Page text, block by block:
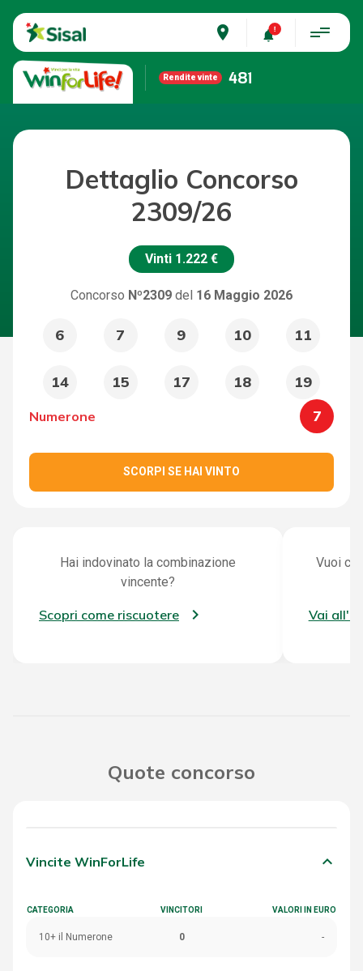
place
Rendite vinte 481
Dettaglio Concorso
2309/26
Vinti 1.222 €
Concorso Nº2309 del 16 Maggio 2026
6 7 9 10 11
14 15 17 18 19
Numerone 7
SCORPI SE HAI VINTO
Hai indovinato la combinazione
vincente?
Scopri come riscuotere
Vuoi
Vai
Quote concorso
Vincite WinForLife keyboard_arrow_down
CATEGORIA VINCITORI VALORI IN EURO
10+ il Numerone 0 -